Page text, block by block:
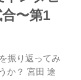
を一緒にイベ
っています。
くれた天心選
カウントダウ
めでとうござ
〜第1
振り返ってみ
か？ 宮田 途